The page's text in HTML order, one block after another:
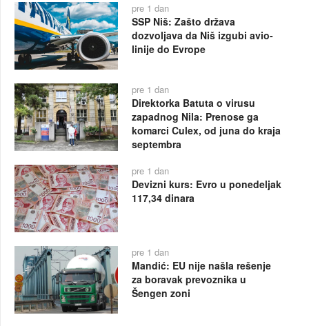
pre 1 dan
SSP Niš: Zašto država
dozvoljava da Niš izgubi avio-
linije do Evrope
pre 1 dan
Direktorka Batuta o virusu
zapadnog Nila: Prenose ga
komarci Culex, od juna do kraja
septembra
pre 1 dan
Devizni kurs: Evro u ponedeljak
117,34 dinara
pre 1 dan
Mandić: EU nije našla rešenje
za boravak prevoznika u
Šengen zoni